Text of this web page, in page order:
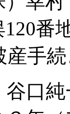
120
手
口